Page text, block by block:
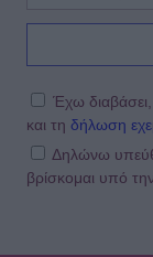
Έχω
και τη δήλωση
Δηλώνω
βρίσκομαι υπό